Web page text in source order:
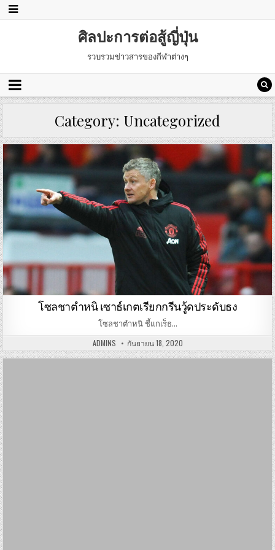
ศิลปะการต่อสู้ญี่ปุ่น
รวบรวมข่าวสารของกีฬาต่างๆ
Category: Uncategorized
โซลชาตำหนิ เซาธ์เกตเรียกกรีนวู้ดประดับธง
โซลชาตำหนิ ชี้แกเร็ธ…
ADMINS กันยายน 18, 2020